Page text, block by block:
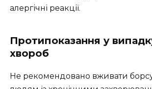
алергічні реакції.
Протипоказання у
хвороб
Не рекомендовано вживати